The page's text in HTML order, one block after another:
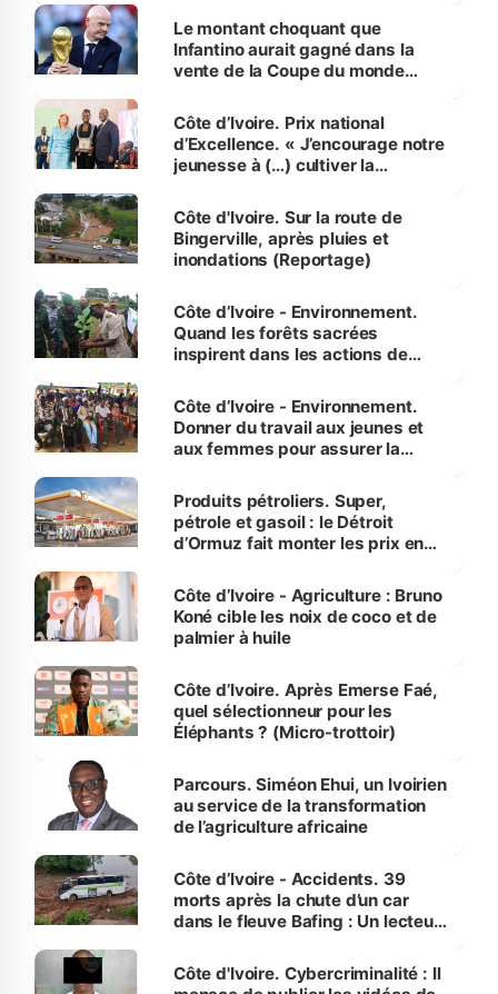
Le montant choquant que
Infantino aurait gagné dans la
vente de la Coupe du monde
Côte d’Ivoire. Prix national
d’Excellence. « J’encourage notre
jeunesse à (…) cultiver la
(Alassane Ouattara
Côte d'Ivoire. Sur la route de
Bingerville, après pluies et
inondations (Reportage)
Côte d’Ivoire - Environnement.
Quand les forêts sacrées
inspirent dans les actions de
Côte d’Ivoire - Environnement.
Donner du travail aux jeunes et
aux femmes pour assurer la
menacées
Produits pétroliers. Super,
pétrole et gasoil : le Détroit
d’Ormuz fait monter les prix en
Côte d’Ivoire - Agriculture : Bruno
Koné cible les noix de coco et de
palmier à huile
Côte d’Ivoire. Après Emerse Faé,
quel sélectionneur pour les
Éléphants ? (Micro-trottoir)
Parcours. Siméon Ehui, un Ivoirien
au service de la transformation
de l’agriculture africaine
Côte d’Ivoire - Accidents. 39
morts après la chute d’un car
dans le fleuve Bafing : Un lecteur
des Transports
Côte d'Ivoire. Cybercriminalité : Il